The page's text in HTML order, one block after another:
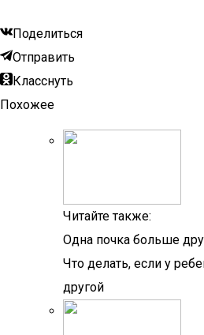
Поделиться
Отправить
Класснуть
Похожее
Читайте также:
Одна почка больше
Что делать, если у
другой